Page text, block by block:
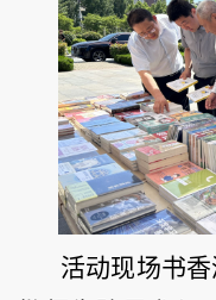
活动现场书